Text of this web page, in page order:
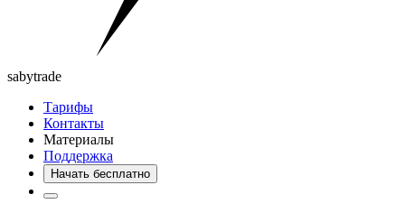
sabytrade
Тарифы
Контакты
Материалы
Поддержка
Начать бесплатно